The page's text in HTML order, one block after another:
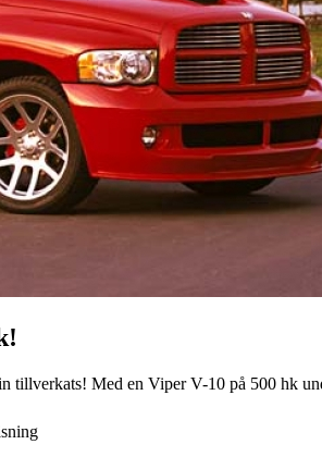
tillverkats! Med en Viper V-10 på 500 hk